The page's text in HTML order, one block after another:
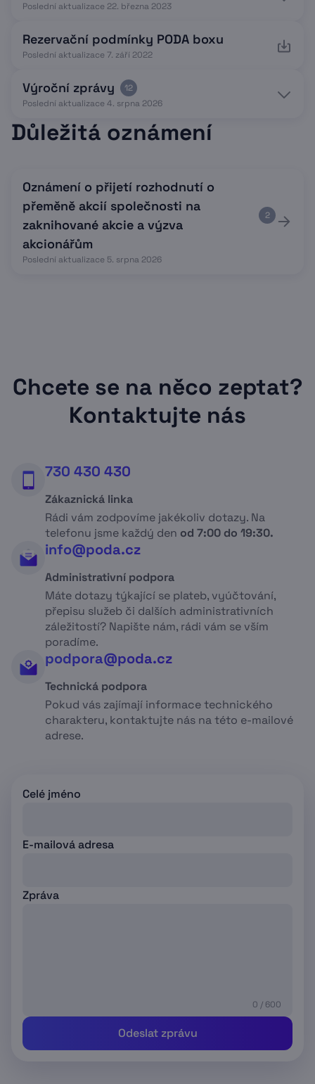
Poslední aktualizace 22. března 2023
Rezervační podmínky PODA boxu
Poslední aktualizace 7. září 2022
Výroční zprávy
12
Poslední aktualizace 4. srpna 2026
Důležitá oznámení
Oznámení o přijetí rozhodnutí o
přeměně akcií společnosti na
zaknihované akcie a výzva
akcionářům
2
Poslední aktualizace 5. srpna 2026
Chcete se na něco zeptat?
Kontaktujte nás
730 430 430
Zákaznická linka
Rádi vám zodpovíme jakékoliv dotazy. Na
telefonu jsme každý den od 7:00 do 19:30.
info@poda.cz
Administrativní podpora
Máte dotazy týkající se plateb, vyúčtování,
přepisu služeb či dalších administrativních
záležitostí? Napište nám, rádi vám se vším
poradíme.
podpora@poda.cz
Technická podpora
Pokud vás zajímají informace technického
charakteru, kontaktujte nás na této e-mailové
adrese.
Celé jméno
E-mailová adresa
Zpráva
0 / 600
Odeslat zprávu